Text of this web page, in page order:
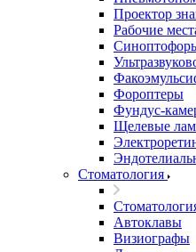
Проектор
Рабочие
Фороптеры
Фундус-
Щелевые
Стоматология
Автоклавы
Визиографы